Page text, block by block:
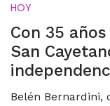
HOY
Con 35
San
Belén Bernardini,